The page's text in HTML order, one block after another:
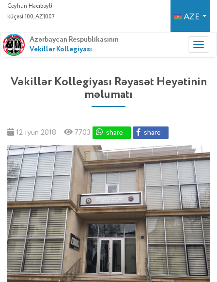
Ceyhun Hacıbəyli
küçəsi 100, AZ1007
AZE
Azərbaycan Respublikasının
Vəkillər Kollegiyası
Vəkillər Kollegiyası Rəyasət Heyətinin
məlumatı
12 iyun 2018 7703 share share